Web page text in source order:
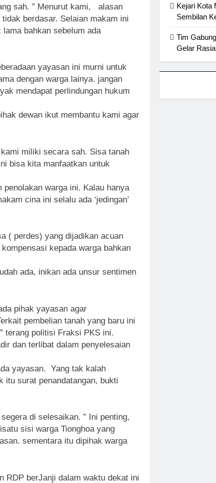
sah. ” Menurut kami, alasan
berdasar. Selaian makam ini
bahkan sebelum ada
yayasan ini murni untuk
dengan warga lainya. jangan
mendapat perlindungan hukum
dewan ikut membantu kami agar
miliki secara sah. Sisa tanah
bisa kita manfaatkan untuk
warga ini. Kalau hanya
cina ini selalu ada ‘jedingan’
( perdes) yang dijadikan acuan
kepada warga bahkan
ada, inikan ada unsur sentimen
pihak yayasan agar
pembelian tanah yang baru ini
terang politisi Fraksi PKS ini.
dan terlibat dalam penyelesaian
yayasan. Yang tak kalah
itu surat penandatangan, bukti
di selesaikan. ” Ini penting,
sisi warga Tionghoa yang
sementara itu dipihak warga
RDP berJanji dalam waktu dekat ini
Kejari Kota
Sembilan
Tim
Gelar